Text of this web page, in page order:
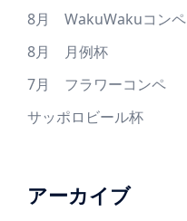
Ｕ
Ｔ)･
カ
ン
ッ
8月 WakuWakuコンペ
8月 月例杯
7月 フラワーコンペ
サッポロビール杯
アーカイブ